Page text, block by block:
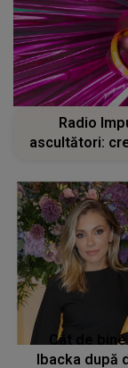
Radio
ascultători:
Cât de
Ibacka după